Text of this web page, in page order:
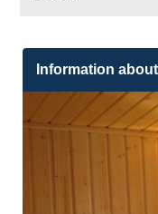
Information